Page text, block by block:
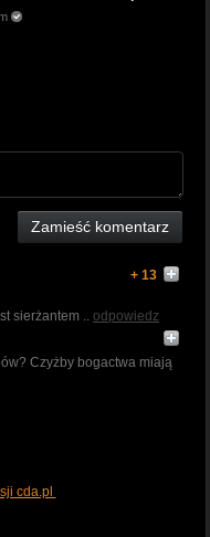
Zamieść komentarz
+ 13
sierżantem .. odpowiedz
Czyżby bogactwa miają
cda.pl